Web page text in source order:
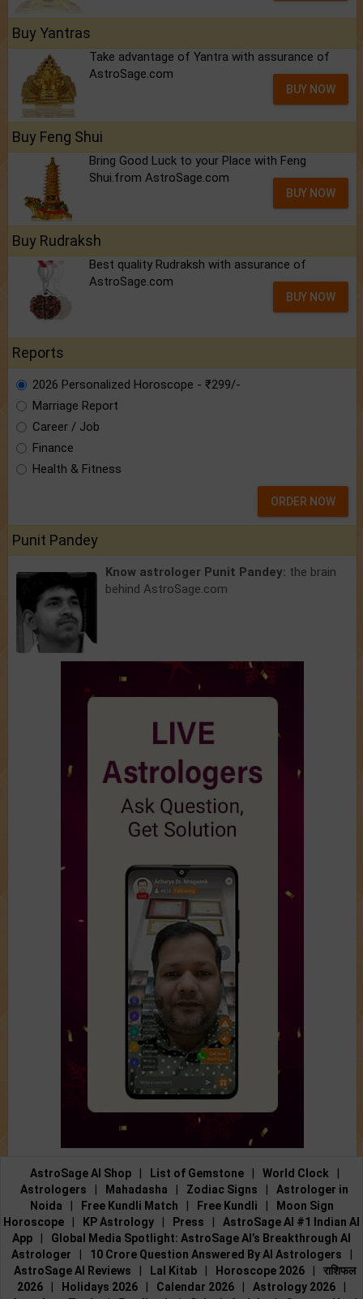
Buy Yantras
Take advantage of Yantra with assurance of
AstroSage.com
BUY NOW
Buy Feng Shui
Bring Good Luck to your Place with Feng
Shui.from AstroSage.com
BUY NOW
Buy Rudraksh
Best quality Rudraksh with assurance of
AstroSage.com
BUY NOW
Reports
2026 Personalized Horoscope - ₹299/-
Marriage Report
Career / Job
Finance
Health & Fitness
ORDER NOW
Punit Pandey
Know astrologer Punit Pandey: the brain
behind AstroSage.com
AstroSage AI Shop List of Gemstone World Clock
Astrologers
Mahadasha Zodiac Signs
Astrologer in
Noida
Free Kundli Match Free Kundli
Moon Sign
Horoscope
KP Astrology Press
AstroSage AI #1 Indian AI
App
Global Media Spotlight: AstroSage AI’s Breakthrough AI
Astrologer
10 Crore Question Answered By AI Astrologers
AstroSage AI Reviews
Lal Kitab Horoscope 2026
राशिफल
2026
Holidays 2026 Calendar 2026 Astrology 2026